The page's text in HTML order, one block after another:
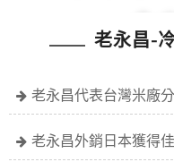
食
全館
老永昌-
老永昌代表台灣米廠
老永昌外銷日本獲得